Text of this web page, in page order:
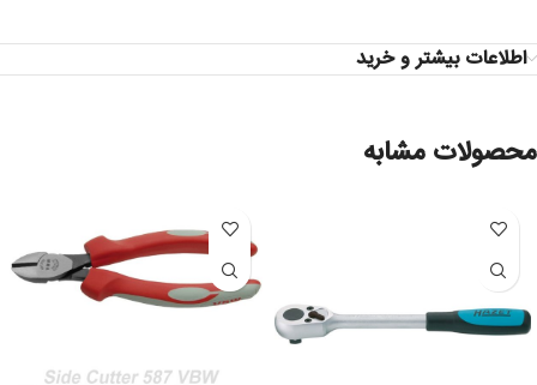
اطلاعات بیشتر و خرید
محصولات مشابه